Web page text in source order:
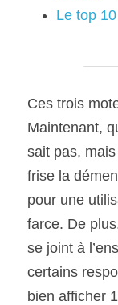
Le top
Ces trois
Maintenant,
sait pas,
frise la
pour une
farce. De
se joint à
certains
bien afficher